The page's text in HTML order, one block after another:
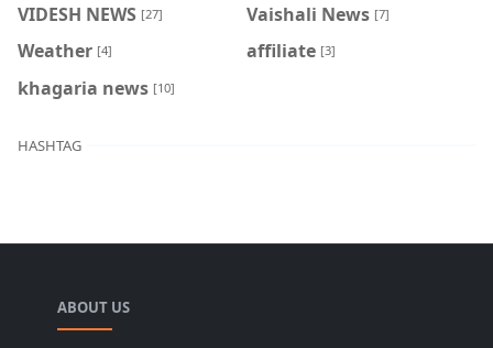
VIDESH NEWS [27] Vaishali News [7]
Weather [4] affiliate [3]
khagaria news [10]
HASHTAG
ABOUT US